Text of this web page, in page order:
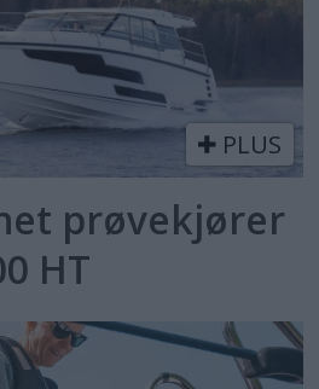
PLUS
prøvekjører
HT